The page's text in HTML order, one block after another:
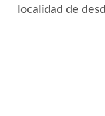
localidad de